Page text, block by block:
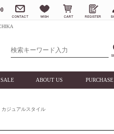
SALE ABOUT US PURCHASE
カジュアルスタイル